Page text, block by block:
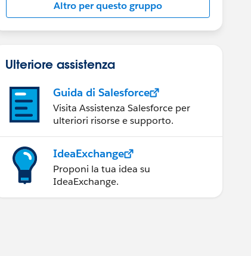
Altro per questo gruppo
Ulteriore assistenza
Guida di Salesforce
Visita Assistenza Salesforce per
ulteriori risorse e supporto.
IdeaExchange
Proponi la tua idea su
IdeaExchange.